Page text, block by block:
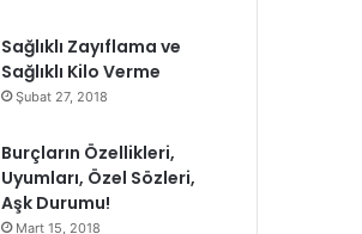
Sağlıklı Zayıflama ve
Sağlıklı Kilo Verme
Şubat 27, 2018
Burçların Özellikleri,
Uyumları, Özel Sözleri,
Aşk Durumu!
Mart 15, 2018